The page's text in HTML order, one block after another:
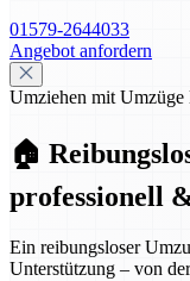
01579-2644033
Angebot anfordern
Umziehen mit
🏠
professionell
Ein reibungsloser
Unterstützung – von